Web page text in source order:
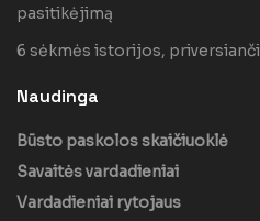
pasitikėjimą
6 sėkmės istorijos,
Naudinga
Būsto paskolos skaičiuoklė
Savaitės vardadieniai
Vardadieniai rytojaus